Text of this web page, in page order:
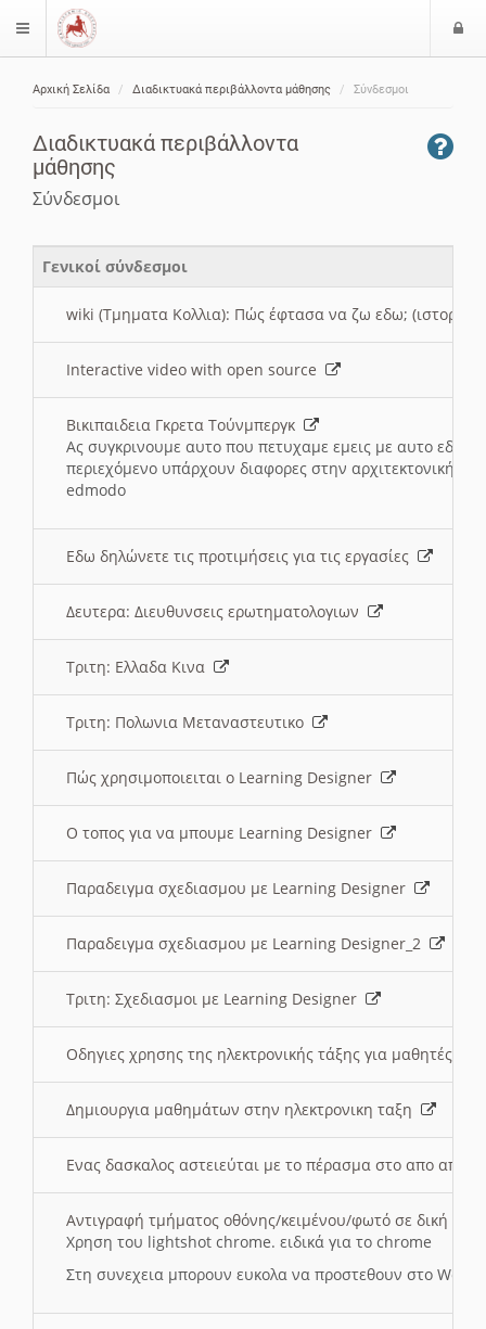
$langMenu
Αρχική Σελίδα Διαδικτυακά περιβάλλοντα μάθησης Σύνδεσμοι
Διαδικτυακά περιβάλλοντα
μάθησης
Σύνδεσμοι
Γενικοί σύνδεσμοι
wiki (Τμηματα Κολλια): Πώς έφτασα να ζω εδω; (ιστορια)
Interactive video with open source
Βικιπαιδεια Γκρετα Τούνμπεργκ
Ας συγκρινουμε αυτο που πετυχαμε εμεις με αυτο εδω
περιεχόμενο υπάρχουν διαφορες στην αρχιτεκτονική
edmodo
Εδω δηλώνετε τις προτιμήσεις για τις εργασίες
Δευτερα: Διευθυνσεις ερωτηματολογιων
Τριτη: Ελλαδα Κινα
Τριτη: Πολωνια Μεταναστευτικο
Πώς χρησιμοποιειται ο Learning Designer
O τοπος για να μπουμε Learning Designer
Παραδειγμα σχεδιασμου με Learning Designer
Παραδειγμα σχεδιασμου με Learning Designer_2
Τριτη: Σχεδιασμοι με Learning Designer
Οδηγιες χρησης της ηλεκτρονικής τάξης για μαθητές
Δημιουργια μαθημάτων στην ηλεκτρονικη ταξη
Ενας δασκαλος αστειεύται με το πέρασμα στο απο
Αντιγραφή τμήματος οθόνης/κειμένου/φωτό σε δική
Χρηση του lightshot chrome. ειδικά για το chrome
Στη συνεχεια μπορουν ευκολα να προστεθουν στο Word